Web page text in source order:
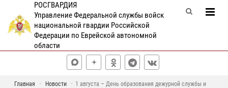
РОСГВАРДИЯ
Управление Федеральной службы войск
национальной гвардии Российской
Федерации по Еврейской автономной
области
Главная Новости
1 августа – День образования дежурной службы и